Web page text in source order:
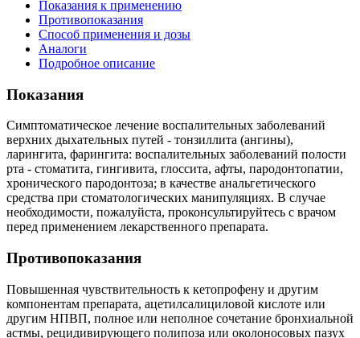
Показания к применению
Противопоказания
Способ применения и дозы
Аналоги
Подробное описание
Показания
Симптоматическое лечение воспалительных заболеваний
верхних дыхательных путей - тонзиллита (ангины),
ларингита, фарингита: воспалительных заболеваний полости
рта - стоматита, гингивита, глоссита, афты, пародонтопатии,
хронического пародонтоза; в качестве анальгетического
средства при стоматологических манипуляциях. В случае
необходимости, пожалуйста, проконсультируйтесь с врачом
перед применением лекарственного препарата.
Противопоказания
Повышенная чувствительность к кетопрофену и другим
компонентам препарата, ацетилсалициловой кислоте или
другим НПВП, полное или неполное сочетание бронхиальной
астмы, рецидивирующего полипоза или околоносовых пазух